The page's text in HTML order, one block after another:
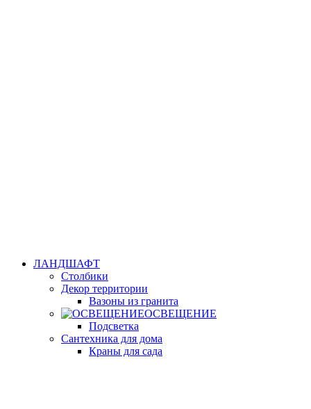
ЛАНДШАФТ
Столбики
Декор территории
Вазоны из гранита
ОСВЕЩЕНИЕ
Подсветка
Сантехника для дома
Краны для сада